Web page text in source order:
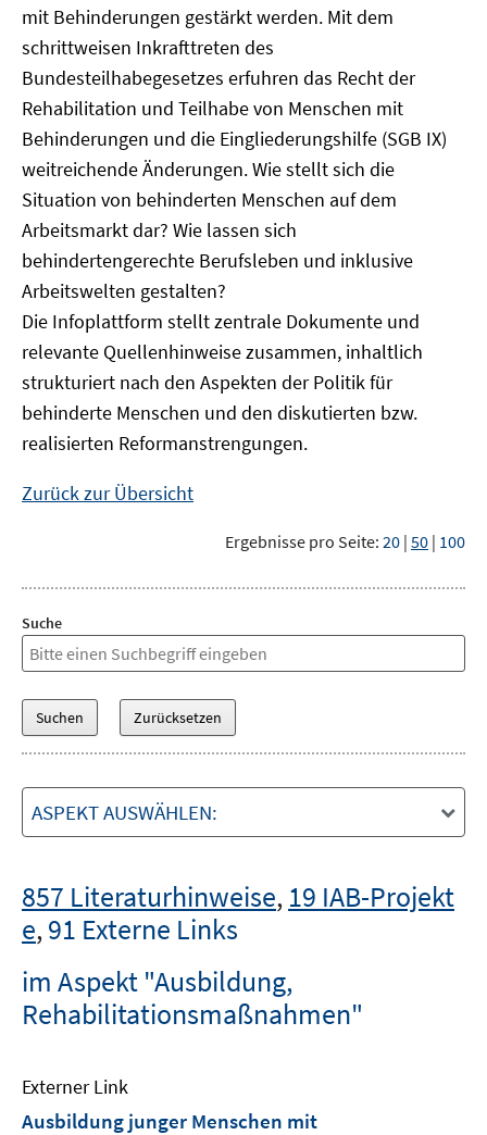
mit Behinderungen gestärkt werden. Mit dem
schrittweisen Inkrafttreten des
Bundesteilhabegesetzes erfuhren das Recht der
Rehabilitation und Teilhabe von Menschen mit
Behinderungen und die Eingliederungshilfe (SGB IX)
weitreichende Änderungen. Wie stellt sich die
Situation von behinderten Menschen auf dem
Arbeitsmarkt dar? Wie lassen sich
behindertengerechte Berufsleben und inklusive
Arbeitswelten gestalten?
Die Infoplattform stellt zentrale Dokumente und
relevante Quellenhinweise zusammen, inhaltlich
strukturiert nach den Aspekten der Politik für
behinderte Menschen und den diskutierten bzw.
realisierten Reformanstrengungen.
Zurück zur Übersicht
Ergebnisse pro Seite: 20 | 50 | 100
Suche
ASPEKT AUSWÄHLEN:
857 Literaturhinweise, 19 IAB-Projekt
e,91 Externe Links
im Aspekt "Ausbildung,
Rehabilitationsmaßnahmen"
Externer Link
Ausbildung junger Menschen mit